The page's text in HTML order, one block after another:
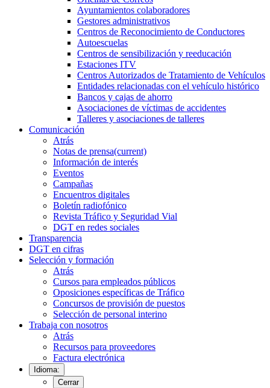
Ayuntamientos colaboradores
Gestores administrativos
Centros de Reconocimiento de Conductores
Autoescuelas
Centros de sensibilización y reeducación
Estaciones ITV
Centros Autorizados de Tratamiento de Vehículos
Entidades relacionadas con el vehículo histórico
Bancos y cajas de ahorro
Asociaciones de víctimas de accidentes
Talleres y asociaciones de talleres
Comunicación
Atrás
Notas de prensa(current)
Información de interés
Eventos
Campañas
Encuentros digitales
Boletín radiofónico
Revista Tráfico y Seguridad Vial
DGT en redes sociales
Transparencia
DGT en cifras
Selección y formación
Atrás
Cursos para empleados públicos
Oposiciones específicas de Tráfico
Concursos de provisión de puestos
Selección de personal interino
Trabaja con nosotros
Atrás
Recursos para proveedores
Factura electrónica
Idioma:
Cerrar